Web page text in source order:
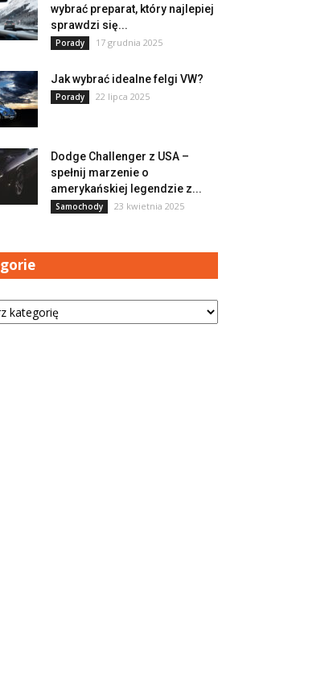
wybrać preparat, który najlepiej
sprawdzi się...
Porady 17 grudnia 2025
Jak wybrać idealne felgi VW?
Porady 22 lipca 2025
Dodge Challenger z USA –
spełnij marzenie o
amerykańskiej legendzie z...
Samochody 23 kwietnia 2025